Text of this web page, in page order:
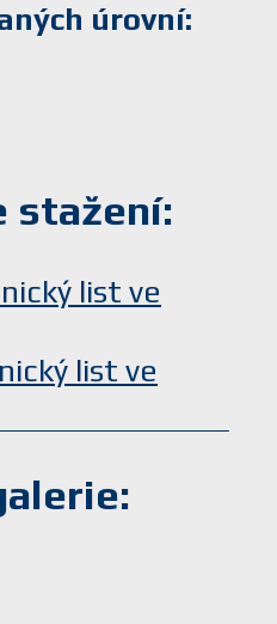
úrovní
stažení:
list ve
list ve